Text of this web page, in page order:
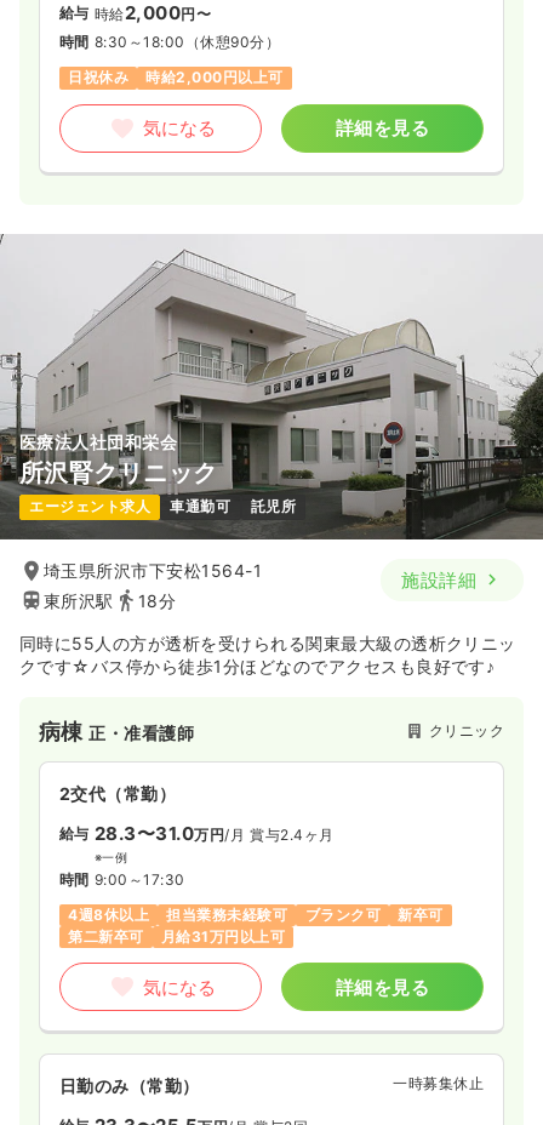
給与 時給2,000円〜
時間 8:30～18:00 （休憩90分）
日祝休み
時給2,000円以上可
気になる 詳細を見る
医療法人社団和栄会
所沢腎クリニック
エージェント求人 車通勤可 託児所
埼玉県所沢市下安松1564-1
東所沢駅
18分
施設詳細
同時に55人の方が透析を受けられる関東最大級の透析クリニッ
クです☆バス停から徒歩1分ほどなのでアクセスも良好です♪
病棟正・准看護師 クリニック
2交代（常勤）
給与 28.3〜31.0万円/月 賞与2.4ヶ月
※一例
時間 9:00～17:30
4週8休以上
担当業務未経験可 ブランク可
新卒可
第二新卒可
月給31万円以上可
気になる 詳細を見る
日勤のみ（常勤） 一時募集休止